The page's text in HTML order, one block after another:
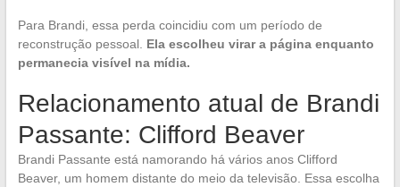
Para Brandi, essa perda coincidiu com um período de
reconstrução pessoal. Ela escolheu virar a página enquanto
permanecia visível na mídia.
Relacionamento atual de Brandi
Passante: Clifford Beaver
Brandi Passante está namorando há vários anos Clifford
Beaver, um homem distante do meio da televisão. Essa escolha